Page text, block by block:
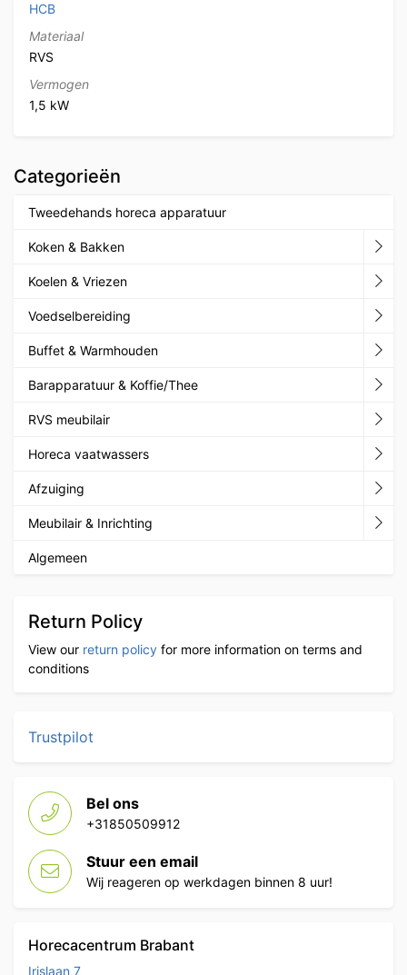
HCB
Materiaal
RVS
Vermogen
1,5 kW
Categorieën
Tweedehands horeca apparatuur
Koken & Bakken
Koelen & Vriezen
Voedselbereiding
Buffet & Warmhouden
Barapparatuur & Koffie/Thee
RVS meubilair
Horeca vaatwassers
Afzuiging
Meubilair & Inrichting
Algemeen
Return Policy
View our return policy for more information on terms and
conditions
Trustpilot
Bel ons
+31850509912
Stuur een email
Wij reageren op werkdagen binnen 8 uur!
Horecacentrum Brabant
Irislaan 7